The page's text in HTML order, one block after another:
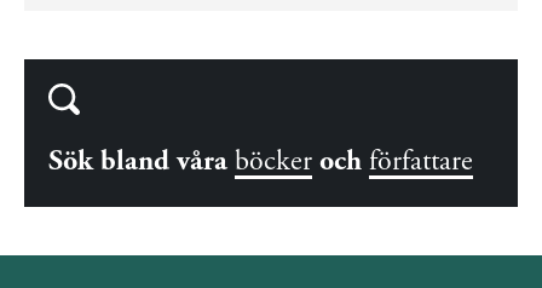
Sök bland våra böcker och författare